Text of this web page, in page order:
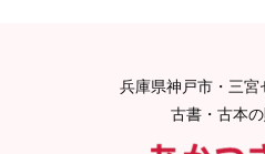
兵庫県神戸市・三宮
古書・古本